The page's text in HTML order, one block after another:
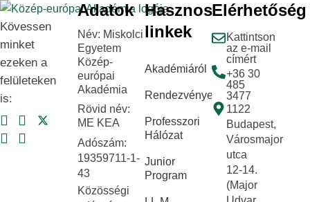
Kövessen
minket
ezeken a
felületeken
is:
Adatok
Név: Miskolci
Egyetem
Közép-
európai
Akadémia
Rövid név:
ME KEA
Adószám:
19359711-1-
43
Közösségi
Hasznos
linkek
Akadémiáról
Rendezvények
Professzori
Hálózat
Junior
Program
Elérhetőség
Kattintson
az e-mail
címért
+36 30
485
3477
1122
Budapest,
Városmajor
utca
12-14.
(Major